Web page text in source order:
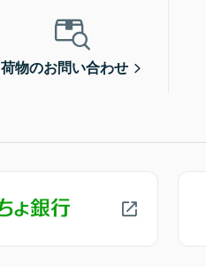
荷物のお問い合わせ